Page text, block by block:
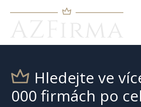
Hledejte ve
000 firmách po